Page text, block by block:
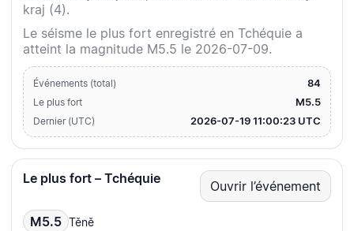
kraj (4).
Le séisme le plus fort enregistré en Tchéquie a
atteint la magnitude M5.5 le 2026-07-09.
Événements (total) 84
Le plus fort M5.5
Dernier (UTC) 2026-07-19 11:00:23 UTC
Le plus fort – Tchéquie Ouvrir l’événement
M5.5 Těně